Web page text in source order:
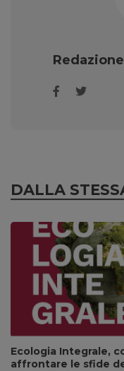
Redazione
DALLA
Ecologia Integrale,
affrontare le sfide